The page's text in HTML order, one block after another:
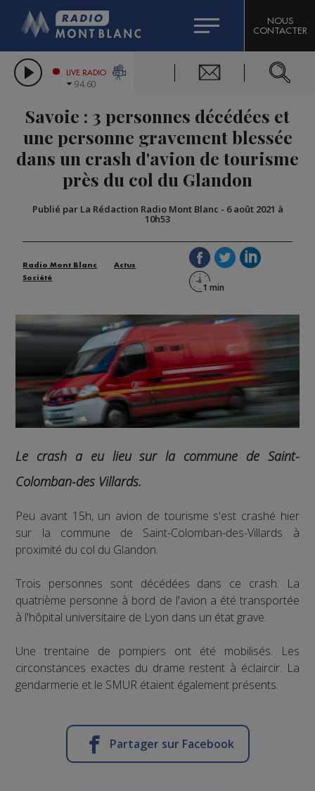
LES CHRONIQUES DE L'EXPERT
CITIZEN MACHINERY
GRAND MASSIF DOMAINES SKIABLES
BIGARD
COMPAGNIE DU MONT-BLANC
NOUS
CONTACTER
LIVE RADIO
94.60
Savoie : 3 personnes décédées et
une personne gravement blessée
dans un crash d'avion de tourisme
près du col du Glandon
Publié par La Rédaction Radio Mont Blanc - 6 août 2021 à
10h53
Radio Mont Blanc
Actus
Société
Le crash a eu lieu sur la commune de Saint-
Colomban-des Villards.
Peu avant 15h, un avion de tourisme s'est crashé hier
sur la commune de Saint-Colomban-des-Villards à
proximité du col du Glandon.
Trois personnes sont décédées dans ce crash. La
quatrième personne à bord de l'avion a été transportée
à l'hôpital universitaire de Lyon dans un état grave.
Une trentaine de pompiers ont été mobilisés. Les
circonstances exactes du drame restent à éclaircir. La
gendarmerie et le SMUR étaient également présents.
Partager sur Facebook